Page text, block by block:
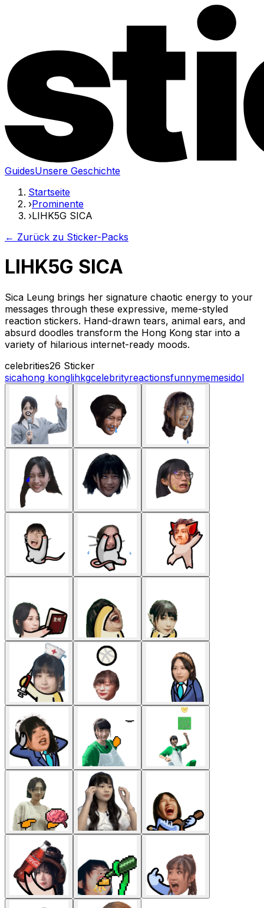
GuidesUnsere Geschichte
Startseite
›Prominente
›LIHK5G SICA
← Zurück zu Sticker-Packs
LIHK5G SICA
Sica Leung brings her signature chaotic energy to your
messages through these expressive, meme-styled
reaction stickers. Hand-drawn tears, animal ears, and
absurd doodles transform the Hong Kong star into a
variety of hilarious internet-ready moods.
celebrities26 Sticker
sicahong konglihkgcelebrityreactionsfunnymemesidol